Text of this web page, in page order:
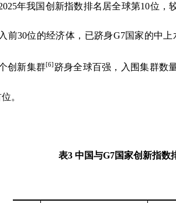
年我国创新指数排名居全球第10位，
前30位的经济体，已跻身G7国家的中上
创新集群[6] 跻身全球百强，入围集群数
。
表3 中国与G7国家创新指数